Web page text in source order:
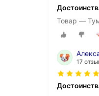
Товар —
17